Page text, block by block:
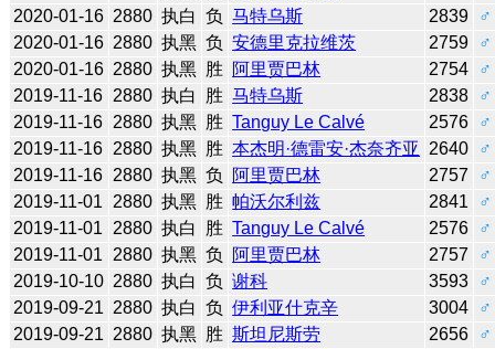
2020-01-16 2880 执白 负 马特乌斯 2839
♂
2020-01-16 2880 执黑 负 安德里克拉维茨 2759
♂
2020-01-16 2880 执黑 胜 阿里贾巴林 2754
♂
2019-11-16 2880 执白 胜 马特乌斯 2838
♂
2019-11-16 2880 执黑 胜 Tanguy Le Calvé 2576
♂
2019-11-16 2880 执黑 胜 本杰明·德雷安·杰奈齐亚 2640
♂
2019-11-16 2880 执黑 负 阿里贾巴林 2757
♂
2019-11-01
2880 执黑 胜 帕沃尔利兹 2841
♂
2019-11-01
2880 执白 胜 Tanguy Le Calvé 2576
♂
2019-11-01
2880 执黑 负 阿里贾巴林 2757
♂
2019-10-10 2880 执白 负 谢科 3593
♂
2019-09-21 2880 执白 负 伊利亚什克辛 3004
♂
2019-09-21 2880 执黑 胜 斯坦尼斯劳 2656
♂